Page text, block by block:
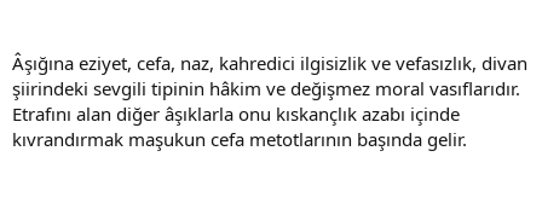
Âşığına eziyet, cefa, naz, kahredici ilgisizlik ve vefasızlık, divan
şiirindeki sevgili tipinin hâkim ve değişmez moral vasıflarıdır.
Etrafını alan diğer âşıklarla onu kıskançlık azabı içinde
kıvrandırmak maşukun cefa metotlarının başında gelir.